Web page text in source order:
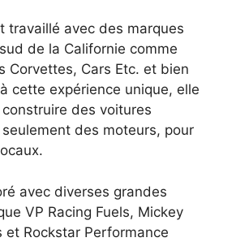
travaillé avec des marques
de la Californie comme
Corvettes, Cars Etc. et bien
cette expérience unique, elle
des voitures
des moteurs, pour
avec diverses grandes
VP Racing Fuels, Mickey
et Rockstar Performance